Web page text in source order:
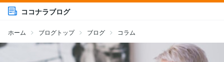
ココナラブログ
ホーム ブログトップ ブログ コラム